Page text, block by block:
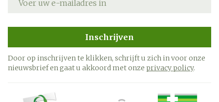
Inschrijven
Door op inschrijven te klikken, schrijft u zich in voor onze
nieuwsbrief en gaat u akkoord met onze privacy policy.